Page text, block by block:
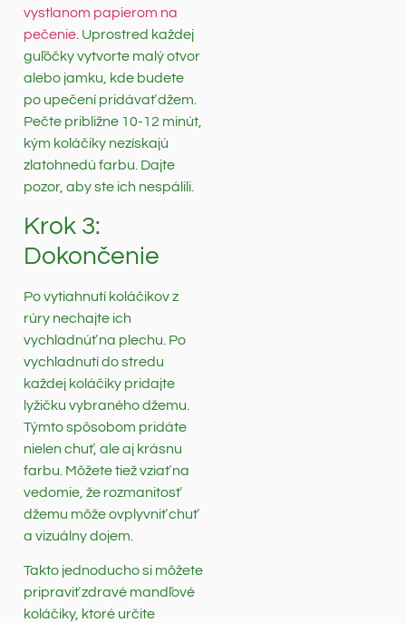
vystlanom papierom na
pečenie. Uprostred každej
guľôčky vytvorte malý otvor
alebo jamku, kde budete
po upečení pridávať džem.
Pečte približne 10-12 minút,
kým koláčiky nezískajú
zlatohnedú farbu. Dajte
pozor, aby ste ich nespálili.
Krok 3:
Dokončenie
Po vytiahnutí koláčikov z
rúry nechajte ich
vychladnúť na plechu. Po
vychladnutí do stredu
každej koláčiky pridajte
lyžičku vybraného džemu.
Týmto spôsobom pridáte
nielen chuť, ale aj krásnu
farbu. Môžete tiež vziať na
vedomie, že rozmanitosť
džemu môže ovplyvniť chuť
a vizuálny dojem.
Takto jednoducho si môžete
pripraviť zdravé mandľové
koláčiky, ktoré určite